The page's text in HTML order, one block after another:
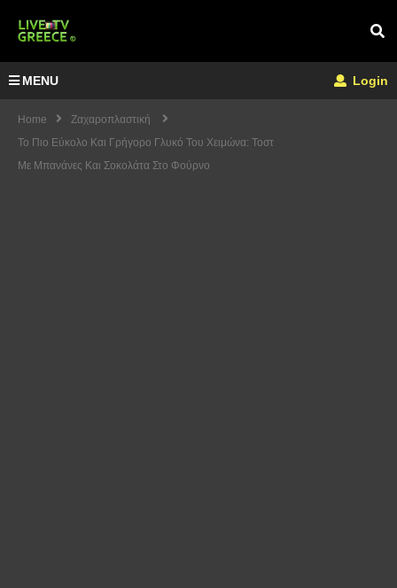
MENU Login
Home
Ζαχαροπλαστική
Το Πιο Εύκολο Και Γρήγορο Γλυκό Του Χειμώνα: Τοστ
Με Μπανάνες Και Σοκολάτα Στο Φούρνο